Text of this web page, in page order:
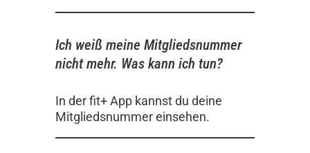
Ich weiß meine Mitgliedsnummer
nicht mehr. Was kann ich tun?
In der fit+ App kannst du deine
Mitgliedsnummer einsehen.